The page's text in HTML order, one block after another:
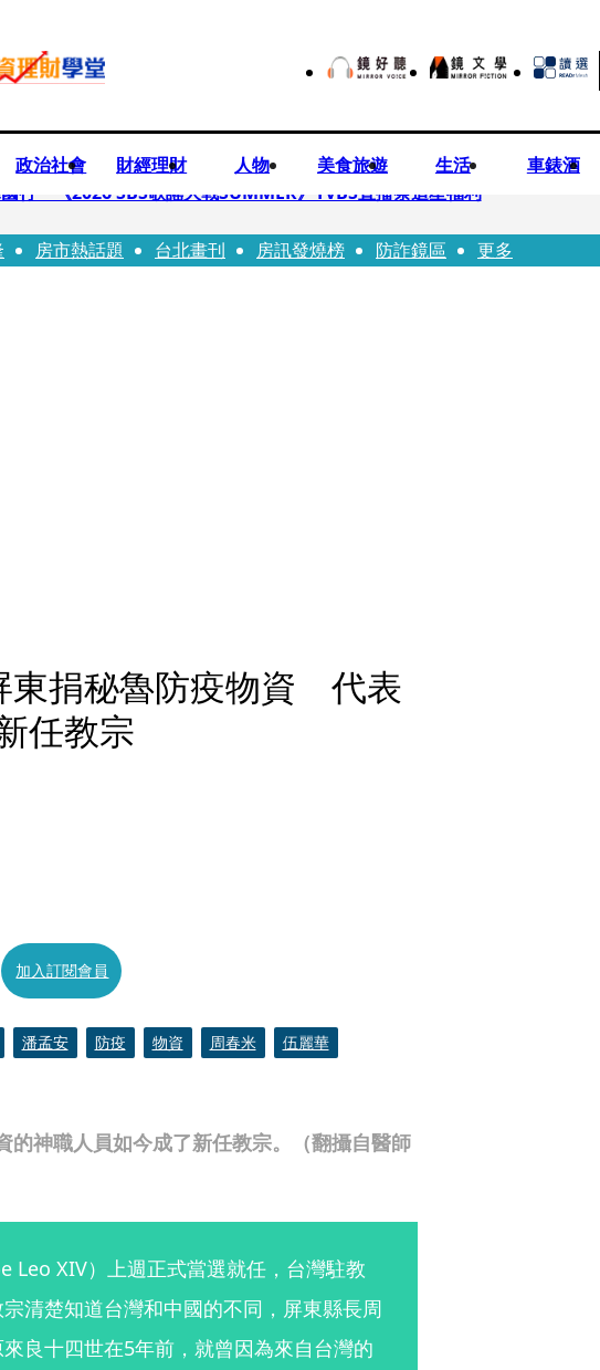
政治社會 財經理財 人物 美食旅遊 生活 車錶酒
行 《2026 SBS歌謠大戰SUMMER》TVBS直播祭追星福利
？ 宏碁派任李文詳接掌兆基屋管2天就喊撤出！
房市熱話題 台北畫刊 房訊發燒榜 防詐鏡區 更多
東捐秘魯防疫物資 代表
任教宗
的神職人員如今成了新任教宗。（翻攝自醫師
加入訂閱會員
潘孟安 防疫 物資 周春米 伍麗華
Leo XIV）上週正式當選就任，台灣駐教
清楚知道台灣和中國的不同，屏東縣長周
良十四世在5年前，就曾因為來自台灣的